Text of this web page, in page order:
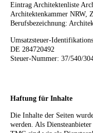
Eintrag Architektenliste
Architektenkammer NRW,
Berufsbezeichnung:
Umsatzsteuer-
DE 284720492
Steuer-Nummer: 37/540/
Haftung für Inhalte
Die Inhalte der Seiten
werden. Als